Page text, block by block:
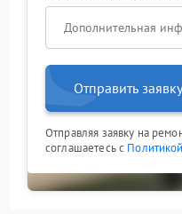
Отправить заявку
Отправляя заявку на
соглашаетесь с